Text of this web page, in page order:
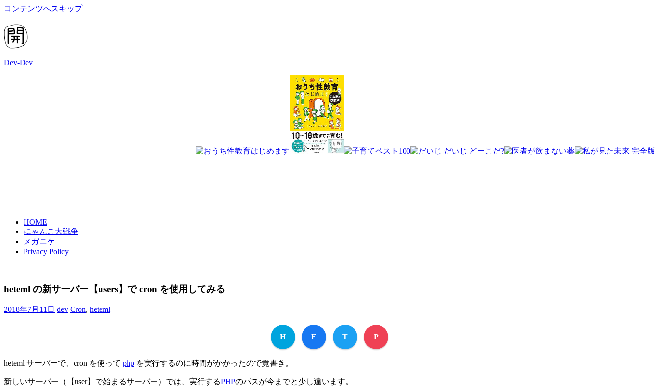
コンテンツへスキップ
Dev-Dev
HOME
にゃんこ大戦争
メガニケ
Privacy Policy
heteml の新サーバー【users】で cron を使用してみる
2018年7月11日 dev Cron, heteml
H F T P
heteml サーバーで、cron を使って php を実行するのに時間がかかったので覚書き。
新しいサーバー（【user】で始まるサーバー）では、実行するPHPのパスが今までと少し違います。